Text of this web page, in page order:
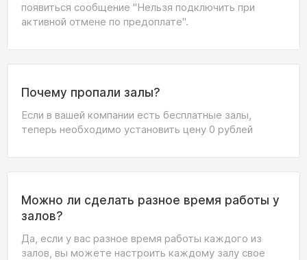
появиться сообщение "Нельзя подключить при
активной отмене по предоплате".
Почему пропали залы?
Если в вашей компании есть бесплатные залы,
теперь необходимо установить цену 0 рублей
Можно ли сделать разное время работы у
залов?
Да, если у вас разное время работы каждого из
залов, вы можете настроить каждому залу свое